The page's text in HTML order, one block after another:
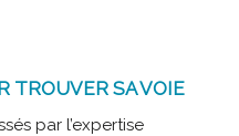
TROUVER SA VOIE
par l’expertise